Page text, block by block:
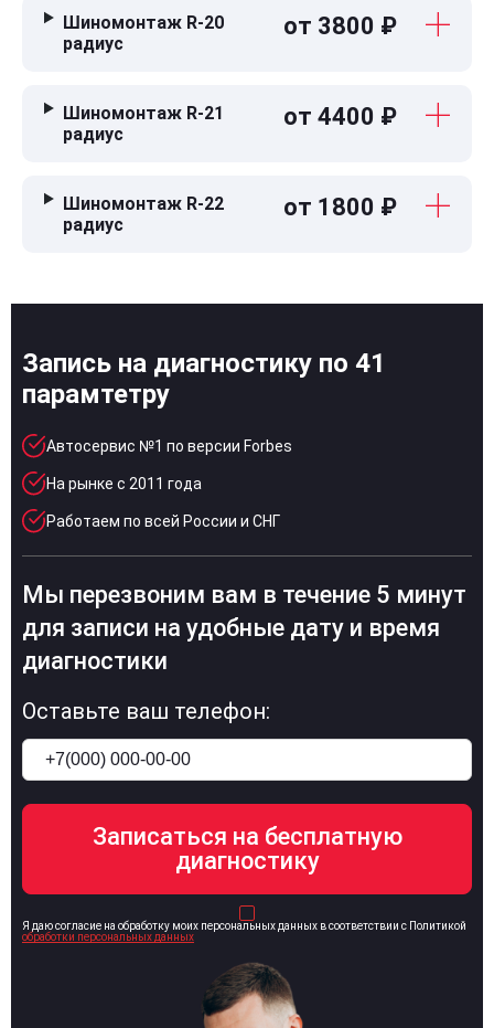
Шиномонтаж R-20
радиус
от 3800 ₽
Шиномонтаж R-21
радиус
от 4400 ₽
Шиномонтаж R-22
радиус
от 1800 ₽
Запись на диагностику по 41
парамтетру
Автосервис №1 по версии Forbes
На рынке с 2011 года
Работаем по всей России и СНГ
Мы перезвоним вам в течение 5 минут
для записи на удобные дату и время
диагностики
Оставьте ваш телефон:
Я даю согласие на обработку моих персональных данных в соответствии с Политикой
обработки персональных данных